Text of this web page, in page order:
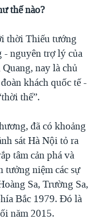
thế nào?
thời Thiếu tướng
nguyên trợ lý của
nay là chủ
khách quốc tế -
thế”.
đã có khoảng
sát Hà Nội tỏ ra
tâm cản phá và
niệm các sự
Sa, Trường Sa,
Bắc 1979. Đó là
năm 2015.